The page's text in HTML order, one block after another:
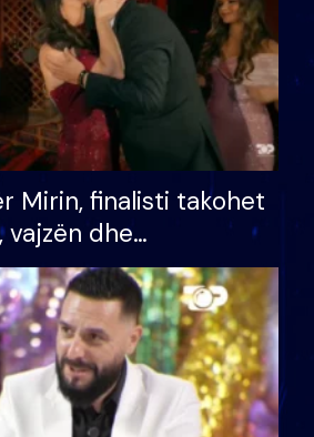
Mirin, finalisti takohet
dhe
S’kemi ndonjë letër